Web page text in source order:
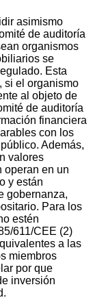
asimismo
de auditoría
organismos
se
Esta
si el organismo
al objeto de
de auditoría
financiera
con los
Además,
valores
operan en un
y están
gobernanza,
Para los
estén
611/CEE (2)
a las
miembros
por que
inversión